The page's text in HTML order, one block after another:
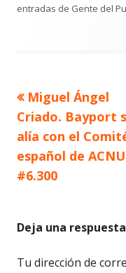
entradas de Gente del
Navegación
de
entradas
Artículo
anterior
Miguel Ángel
Criado. Bayport
alía con el
español de
#6.300
Deja una respuesta
Tu dirección de